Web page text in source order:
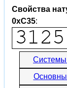
Свойства
0xC35:
Системы